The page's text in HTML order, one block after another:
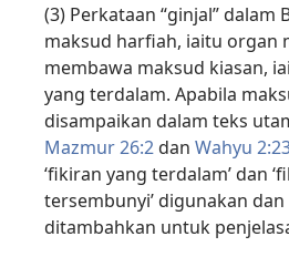
(3) Perkataan “ginjal” dalam
maksud harfiah, iaitu organ
membawa maksud kiasan,
yang terdalam. Apabila
disampaikan dalam teks
Mazmur 26:2dan Wahyu
‘fikiran yang terdalam’ dan
tersembunyi’ digunakan
ditambahkan untuk